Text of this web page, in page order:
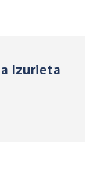
Izurieta